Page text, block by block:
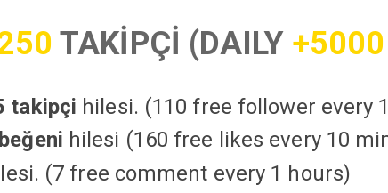
TAKİPÇİ (DAILY +5000
takipçi hilesi. (110 free follower every
hilesi (160 free likes every 10
(7 free comment every 1 hours)